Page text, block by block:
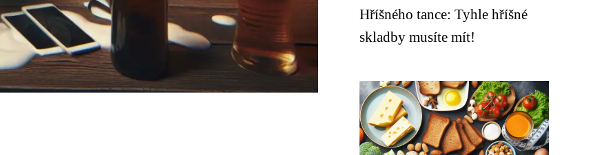
Hříšného tance: Tyhle hříšné
skladby musíte mít!